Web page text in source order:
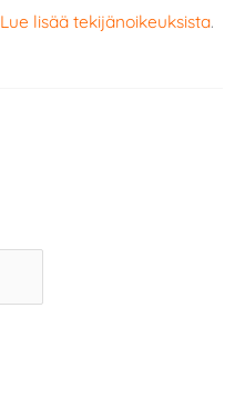
Lue lisää tekijänoikeuksista.